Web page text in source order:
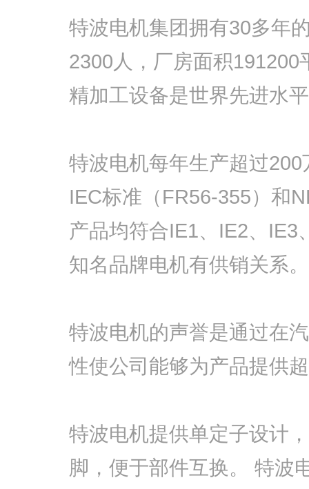
特波电机集团拥有30多年
2300人，厂房面积
精加工设备是世界先进水
特波电机每年生产超过
IEC标准（FR56-355）和
产品均符合IE1、IE2、IE3
知名品牌电机有供销关系。
特波电机的声誉是通过在
性使公司能够为产品提供
特波电机提供单定子设计
脚，便于部件互换。 特波